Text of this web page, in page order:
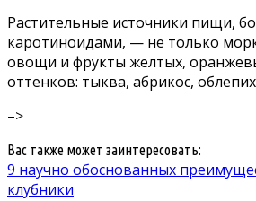
Растительные источники пищи,
каротиноидами, — не только
овощи и фрукты желтых,
оттенков: тыква, абрикос,
–>
Вас также может заинтересовать:
9 научно обоснованных
клубники